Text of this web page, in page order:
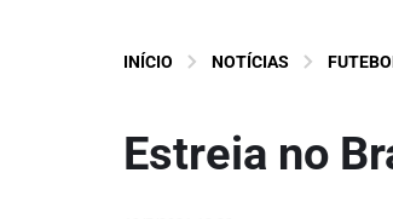
INÍCIO NOTÍCIAS
Estreia no